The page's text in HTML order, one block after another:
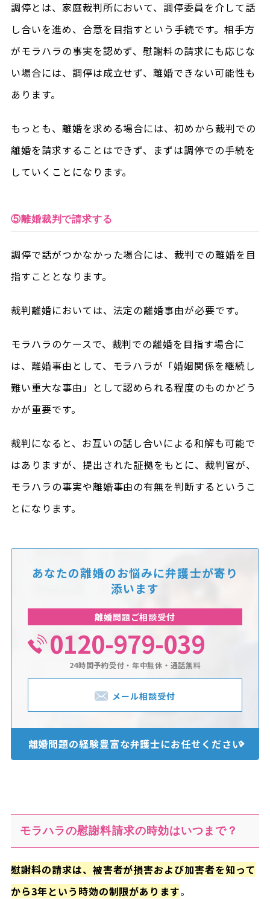
調停とは、家庭裁判所において、調停委員を介して話
し合いを進め、合意を目指すという手続です。相手方
がモラハラの事実を認めず、慰謝料の請求にも応じな
い場合には、調停は成立せず、離婚できない可能性も
あります。
もっとも、離婚を求める場合には、初めから裁判での
離婚を請求することはできず、まずは調停での手続を
していくことになります。
⑤離婚裁判で請求する
調停で話がつかなかった場合には、裁判での離婚を目
指すこととなります。
裁判離婚においては、法定の離婚事由が必要です。
モラハラのケースで、裁判での離婚を目指す場合に
は、離婚事由として、モラハラが「婚姻関係を継続し
難い重大な事由」として認められる程度のものかどう
かが重要です。
裁判になると、お互いの話し合いによる和解も可能で
はありますが、提出された証拠をもとに、裁判官が、
モラハラの事実や離婚事由の有無を判断するというこ
とになります。
あなたの離婚のお悩みに弁護士が寄り
添います
離婚問題ご相談受付
0120-979-039
24時間予約受付・年中無休・通話無料
メール相談受付
離婚問題の経験豊富な弁護士にお任せください
モラハラの慰謝料請求の時効はいつまで？
慰謝料の請求は、被害者が損害および加害者を知って
から3年という時効の制限があります。